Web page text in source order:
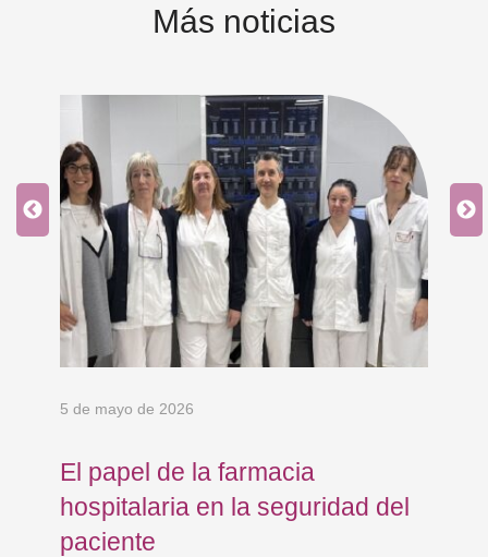
Más noticias
5 de mayo de 2026
El papel de la farmacia
hospitalaria en la seguridad del
paciente